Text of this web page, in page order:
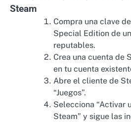
Steam
Compra una clave
Special Edition de
reputables.
Crea una cuenta de
en tu cuenta
Abre el cliente de
“Juegos”.
Selecciona “Activar
Steam” y sigue las